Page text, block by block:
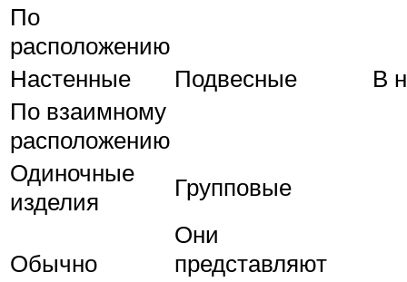
По
расположению
Настенные
Подвесные
В
По взаимному
расположению
Одиночные
изделия
Групповые
Обычно
Они
представляют